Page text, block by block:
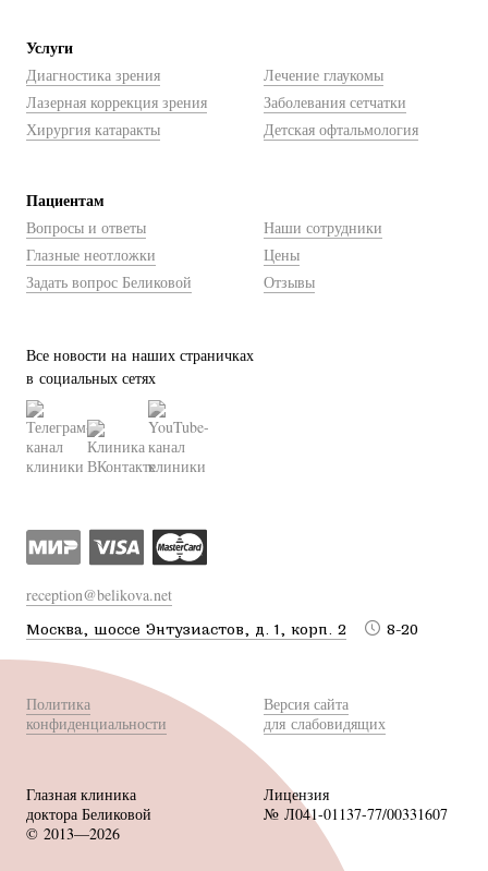
Услуги
Диагностика зрения
Лазерная коррекция зрения
Хирургия катаракты
Лечение глаукомы
Заболевания сетчатки
Детская офтальмология
Пациентам
Вопросы и ответы
Глазные неотложки
Задать вопрос Беликовой
Наши сотрудники
Цены
Отзывы
Все новости на наших страничках
в социальных сетях
reception@belikova.net
Москва, шоссе Энтузиастов, д. 1, корп. 2 8-20
Политика
конфиденциальности
Версия сайта
для слабовидящих
Глазная клиника
доктора Беликовой
© 2013—2026
Лицензия
№ Л041-01137-77/00331607